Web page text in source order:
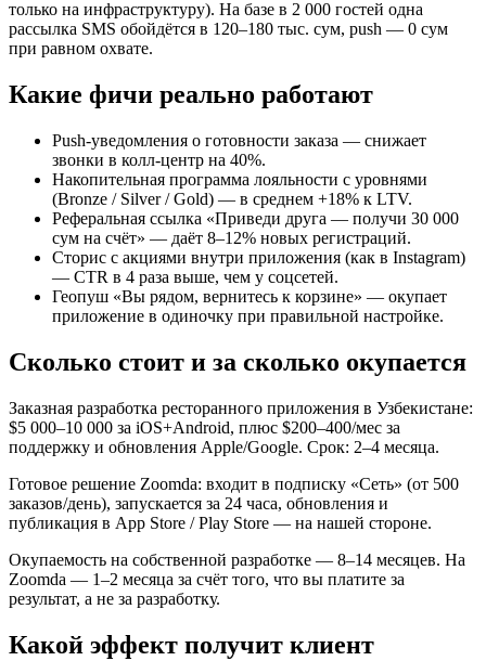
только на инфраструктуру). На базе в 2 000 гостей одна
рассылка SMS обойдётся в 120–180 тыс. сум, push — 0 сум
при равном охвате.
Какие фичи реально работают
Push-уведомления о готовности заказа — снижает
звонки в колл-центр на 40%.
Накопительная программа лояльности с уровнями
(Bronze / Silver / Gold) — в среднем +18% к LTV.
Реферальная ссылка «Приведи друга — получи 30 000
сум на счёт» — даёт 8–12% новых регистраций.
Сторис с акциями внутри приложения (как в Instagram)
— CTR в 4 раза выше, чем у соцсетей.
Геопуш «Вы рядом, вернитесь к корзине» — окупает
приложение в одиночку при правильной настройке.
Сколько стоит и за сколько окупается
Заказная разработка ресторанного приложения в Узбекистане:
$5 000–10 000 за iOS+Android, плюс $200–400/мес за
поддержку и обновления Apple/Google. Срок: 2–4 месяца.
Готовое решение Zoomda: входит в подписку «Сеть» (от 500
заказов/день), запускается за 24 часа, обновления и
публикация в App Store / Play Store — на нашей стороне.
Окупаемость на собственной разработке — 8–14 месяцев. На
Zoomda — 1–2 месяца за счёт того, что вы платите за
результат, а не за разработку.
Какой эффект получит клиент